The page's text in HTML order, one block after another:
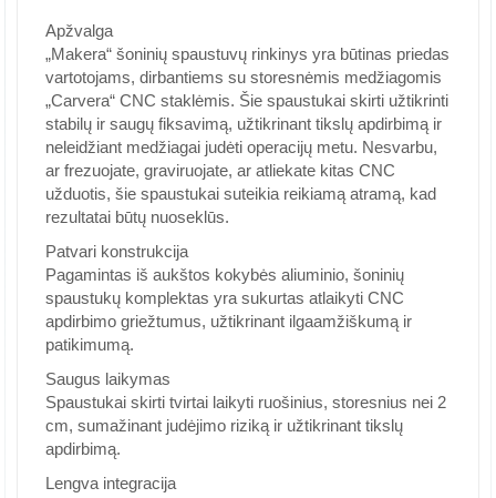
Apžvalga
„Makera“ šoninių spaustuvų rinkinys yra būtinas priedas
vartotojams, dirbantiems su storesnėmis medžiagomis
„Carvera“ CNC staklėmis. Šie spaustukai skirti užtikrinti
stabilų ir saugų fiksavimą, užtikrinant tikslų apdirbimą ir
neleidžiant medžiagai judėti operacijų metu. Nesvarbu,
ar frezuojate, graviruojate, ar atliekate kitas CNC
užduotis, šie spaustukai suteikia reikiamą atramą, kad
rezultatai būtų nuoseklūs.
Patvari konstrukcija
Pagamintas iš aukštos kokybės aliuminio, šoninių
spaustukų komplektas yra sukurtas atlaikyti CNC
apdirbimo griežtumus, užtikrinant ilgaamžiškumą ir
patikimumą.
Saugus laikymas
Spaustukai skirti tvirtai laikyti ruošinius, storesnius nei 2
cm, sumažinant judėjimo riziką ir užtikrinant tikslų
apdirbimą.
Lengva integracija